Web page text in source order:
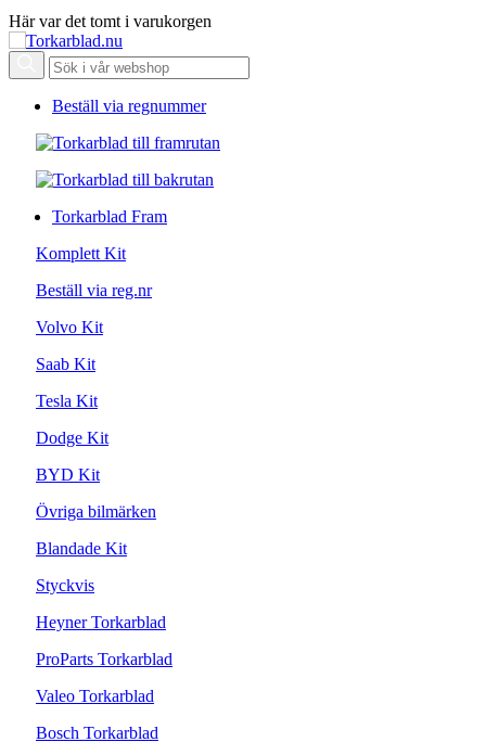
Här var det tomt i varukorgen
Beställ via regnummer
Torkarblad Fram
Komplett Kit
Beställ via reg.nr
Volvo Kit
Saab Kit
Tesla Kit
Dodge Kit
BYD Kit
Övriga bilmärken
Blandade Kit
Styckvis
Heyner Torkarblad
ProParts Torkarblad
Valeo Torkarblad
Bosch Torkarblad